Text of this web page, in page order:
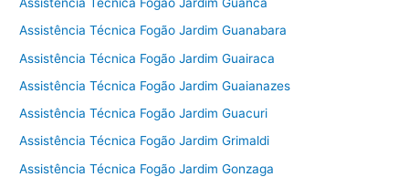
Assistência Técnica Fogão Jardim Guanca
Assistência Técnica Fogão Jardim Guanabara
Assistência Técnica Fogão Jardim Guairaca
Assistência Técnica Fogão Jardim Guaianazes
Assistência Técnica Fogão Jardim Guacuri
Assistência Técnica Fogão Jardim Grimaldi
Assistência Técnica Fogão Jardim Gonzaga